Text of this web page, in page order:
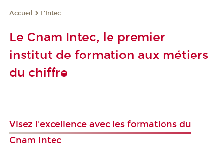
Accueil L'Intec
Le Cnam Intec, le premier
institut de formation aux métiers
du chiffre
Visez l'excellence avec les formations du
Cnam Intec